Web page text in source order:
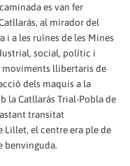
es van fer
al mirador del
i a les ruïnes de les Mines
social, polític i
moviments llibertaris de
dels maquis a la
la Catllaràs Trial-Pobla de
transitat
Lillet, el centre era ple de
benvinguda.